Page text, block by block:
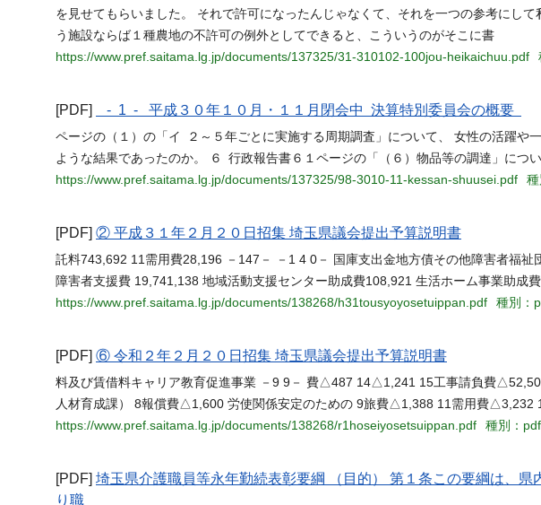
を見せてもらいました。 それで許可になったんじゃなくて、それを一つの参考にし
う施設ならば１種農地の不許可の例外としてできると、こういうのがそこに書
https://www.pref.saitama.lg.jp/documents/137325/31-310102-100jou-heikaichuu.pdf
[PDF] - 1 - 平成３０年１０月・１１月閉会中 決算特別委員会の概要
ページの（１）の「イ ２～５年ごとに実施する周期調査」について、 女性の活躍や
ような結果であったのか。 ６ 行政報告書６１ページの「（６）物品等の調達」につ
https://www.pref.saitama.lg.jp/documents/137325/98-3010-11-kessan-shuusei.pdf
[PDF] ② 平成３１年２月２０日招集 埼玉県議会提出予算説明書
託料743,692 11需用費28,196 －147－ －1 4 0－ 国庫支出金地方債その他障害者福祉
障害者支援費 19,741,138 地域活動支援センター助成費108,921 生活ホーム事業助成
https://www.pref.saitama.lg.jp/documents/138268/h31tousyoyosetuippan.pdf
種別：
[PDF] ⑥ 令和２年２月２０日招集 埼玉県議会提出予算説明書
料及び賃借料キャリア教育促進事業 －9 9－ 費△487 14△1,241 15工事請負費
人材育成課） 8報償費△1,600 労使関係安定のための 9旅費△1,388 11需用費
https://www.pref.saitama.lg.jp/documents/138268/r1hoseiyosetsuippan.pdf
種別：pdf
[PDF] 埼玉県介護職員等永年勤続表彰要綱 （目的） 第１条この要綱は、
り職